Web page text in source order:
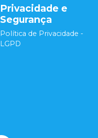
Privacidade e
Segurança
Política de Privacidade -
LGPD